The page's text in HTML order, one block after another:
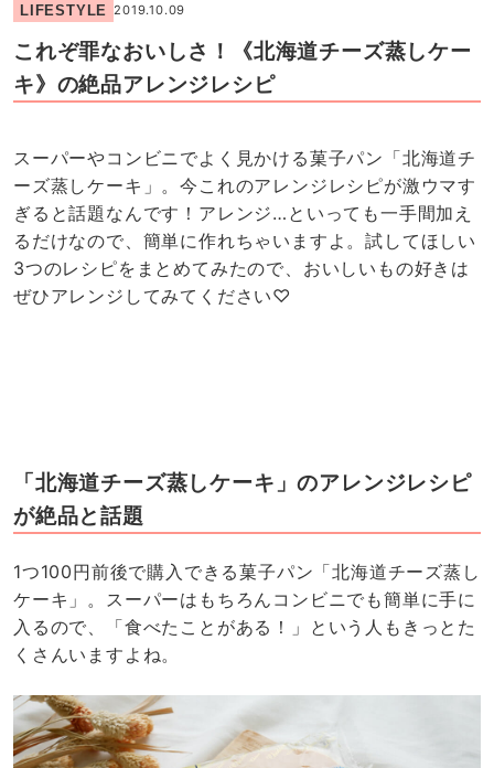
LIFESTYLE 2019.10.09
これぞ罪なおいしさ！《北海道チーズ蒸しケー
キ》の絶品アレンジレシピ
スーパーやコンビニでよく見かける菓子パン「北海道チ
ーズ蒸しケーキ」。今これのアレンジレシピが激ウマす
ぎると話題なんです！アレンジ…といっても一手間加え
るだけなので、簡単に作れちゃいますよ。試してほしい
3つのレシピをまとめてみたので、おいしいもの好きは
ぜひアレンジしてみてください♡
「北海道チーズ蒸しケーキ」のアレンジレシピ
が絶品と話題
1つ100円前後で購入できる菓子パン「北海道チーズ蒸し
ケーキ」。スーパーはもちろんコンビニでも簡単に手に
入るので、「食べたことがある！」という人もきっとた
くさんいますよね。